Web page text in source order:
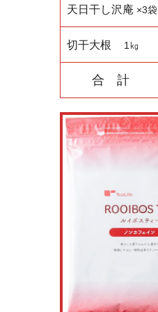
天日干し沢庵 ×3袋
切干大根 1㎏
合 計